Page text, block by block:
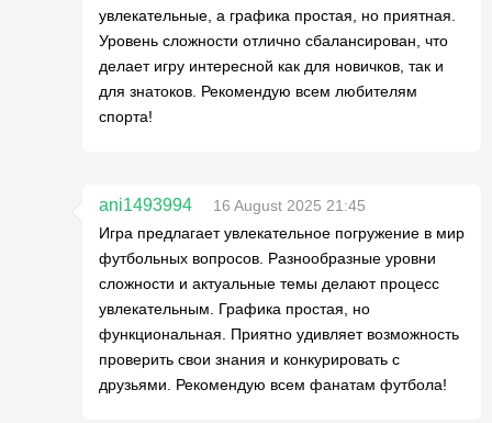
увлекательные, а графика простая, но приятная.
Уровень сложности отлично сбалансирован, что
делает игру интересной как для новичков, так и
для знатоков. Рекомендую всем любителям
спорта!
ani1493994
16 August 2025 21:45
Игра предлагает увлекательное погружение в мир
футбольных вопросов. Разнообразные уровни
сложности и актуальные темы делают процесс
увлекательным. Графика простая, но
функциональная. Приятно удивляет возможность
проверить свои знания и конкурировать с
друзьями. Рекомендую всем фанатам футбола!